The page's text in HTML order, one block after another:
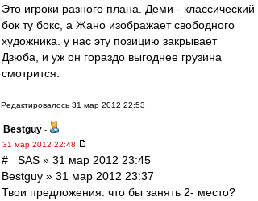
Это игроки разного плана. Деми - классический
бок ту бокс, а Жано изображает свободного
художника. у нас эту позицию закрывает
Дзюба, и уж он гораздо выгоднее грузина
смотрится.
Редактировалось 31 мар 2012 22:53
Bestguy -
31 мар 2012 22:48
# SAS » 31 мар 2012 23:45
Bestguy » 31 мар 2012 23:37
Твои предложения. что бы занять 2- место?